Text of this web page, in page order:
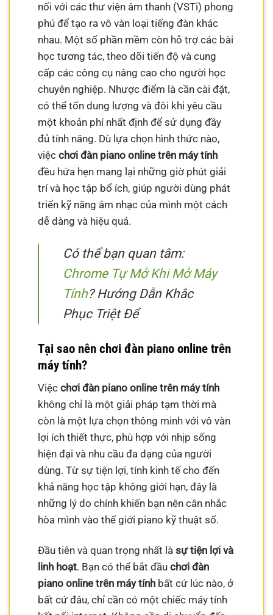
nối với các thư viện âm thanh (VSTi) phong
phú để tạo ra vô vàn loại tiếng đàn khác
nhau. Một số phần mềm còn hỗ trợ các bài
học tương tác, theo dõi tiến độ và cung
cấp các công cụ nâng cao cho người học
chuyên nghiệp. Nhược điểm là cần cài đặt,
có thể tốn dung lượng và đôi khi yêu cầu
một khoản phí nhất định để sử dụng đầy
đủ tính năng. Dù lựa chọn hình thức nào,
việcchơi đàn piano online trên máy tính
đều hứa hẹn mang lại những giờ phút giải
trí và học tập bổ ích, giúp người dùng phát
triển kỹ năng âm nhạc của mình một cách
dễ dàng và hiệu quả.
Có thể bạn quan tâm:
Chrome Tự Mở Khi Mở Máy
Tính? Hướng Dẫn Khắc
Phục Triệt Để
Tại sao nên chơi đàn piano online trên
máy tính?
Việcchơi đàn piano online trên máy tính
không chỉ là một giải pháp tạm thời mà
còn là một lựa chọn thông minh với vô vàn
lợi ích thiết thực, phù hợp với nhịp sống
hiện đại và nhu cầu đa dạng của người
dùng. Từ sự tiện lợi, tính kinh tế cho đến
khả năng học tập không giới hạn, đây là
những lý do chính khiến bạn nên cân nhắc
hòa mình vào thế giới piano kỹ thuật số.
Đầu tiên và quan trọng nhất làsự tiện lợi và
linh hoạt. Bạn có thể bắt đầuchơi đàn
piano online trên máy tính bất cứ lúc nào, ở
bất cứ đâu, chỉ cần có một chiếc máy tính